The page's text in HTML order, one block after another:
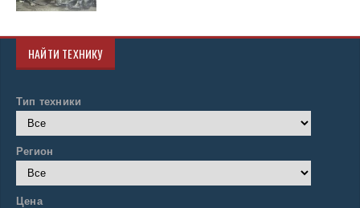
НАЙТИ ТЕХНИКУ
Тип техники
Регион
Цена